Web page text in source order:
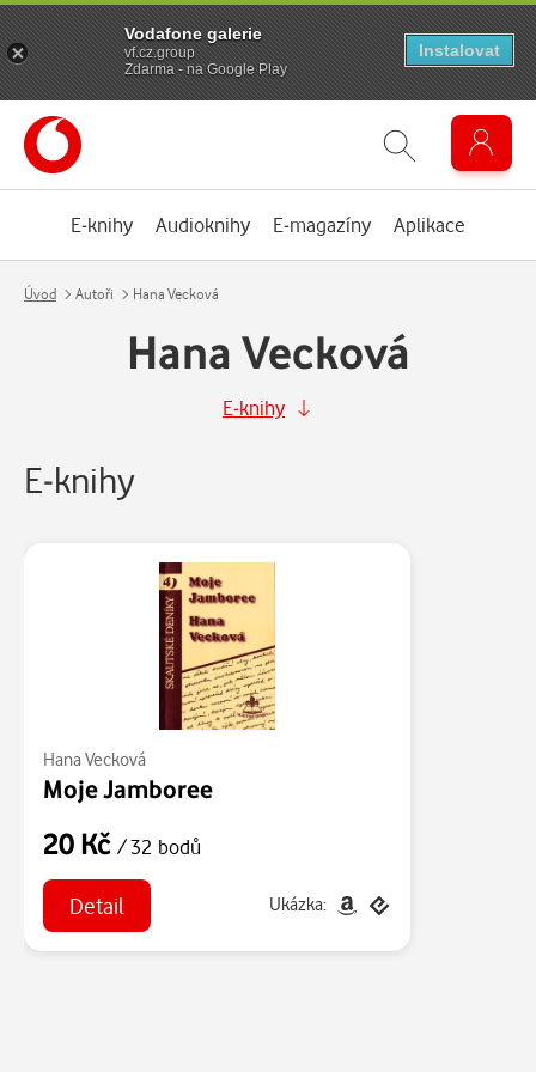
E-knihy Audioknihy E-magazíny Aplikace
Úvod Autoři Hana Vecková
Hana Vecková
E-knihy
E-knihy
Hana Vecková
Moje Jamboree
20 Kč / 32 bodů
Detail Ukázka:
Vodafone galerie
vf.cz.group
Zdarma - na Google Play
Instalovat